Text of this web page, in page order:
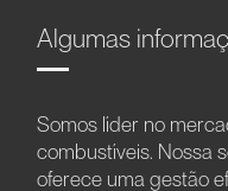
Algumas
Somos líder no
combustíveis. Nossa
oferece uma gestão